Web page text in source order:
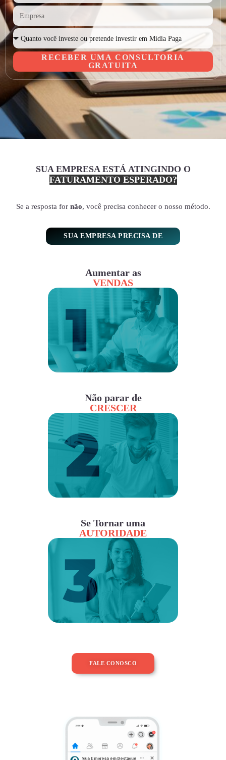
RECEBER UMA CONSULTORIA
GRATUITA
SUA EMPRESA ESTÁ ATINGINDO O
FATURAMENTO ESPERADO?
Se a resposta for não, você precisa conhecer o nosso método.
SUA EMPRESA PRECISA DE
Aumentar as
VENDAS
Não parar de
CRESCER
Se Tornar uma
AUTORIDADE
FALE CONOSCO